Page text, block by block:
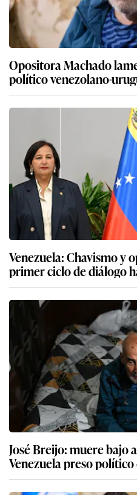
Opositora Machado
político venezolano-
Venezuela: Chavismo y
primer ciclo de diálogo
José Breijo: muere
Venezuela preso